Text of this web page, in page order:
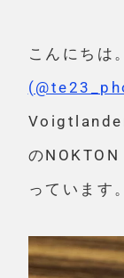
こんにちは。
Voigtlander
の
っています。